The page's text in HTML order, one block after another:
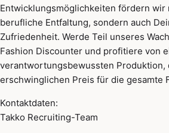
Entwicklungsmöglichkeiten fördern wir
berufliche Entfaltung, sondern auch
Zufriedenheit. Werde Teil unseres
Fashion Discounter und profitiere von
verantwortungsbewussten Produktion,
erschwinglichen Preis für die gesamte
Kontaktdaten:
Takko Recruiting-Team